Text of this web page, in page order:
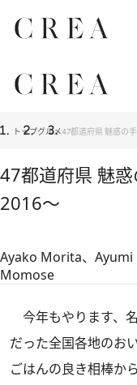
トップグルメ47都道府県 魅惑の
47都道府県 魅
2016～
Ayako Morita、
Momose
今年もやります、
だった全国各地のお
ごはんの良き相棒か